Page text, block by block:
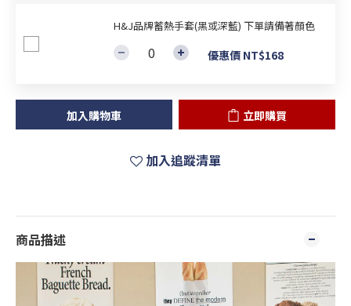
H&J品牌蓄熱手套(黑或深藍) 下單請備著顏色
優惠價 NT$168
加入購物車 立即購買
加入追蹤清單
商品描述